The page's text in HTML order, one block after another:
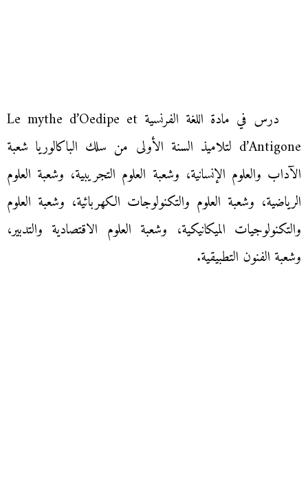
درس في مادة اللغة الفرنسية Le mythe d’Oedipe et
d’Antigone لتلاميذ السنة الأولى من سلك الباكالوريا شعبة
الآداب والعلوم الإنسانية، وشعبة العلوم التجريبية، وشعبة العلوم
الرياضية، وشعبة العلوم والتكنولوجات الكهربائية، وشعبة العلوم
والتكنولوجيات الميكانيكية، وشعبة العلوم الاقتصادية والتدبير،
وشعبة الفنون التطبيقية.